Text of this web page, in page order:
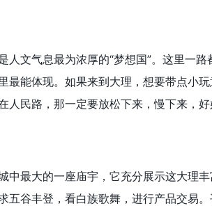
气息最为浓厚的“梦想国”。这里一路
最能体现。如果来到大理，想要带点小
民路，那一定要放松下来，慢下来，好
最大的一座庙宇，它充分展示这大理
五谷丰登，看白族歌舞，进行产品交易